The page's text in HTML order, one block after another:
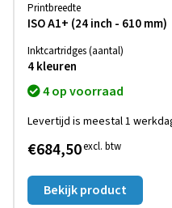
Printbreedte
ISO A1+ (24 inch - 610 mm)
Inktcartridges (aantal)
4 kleuren
4 op voorraad
Levertijd is meestal 1
€684,50excl. btw
Bekijk product